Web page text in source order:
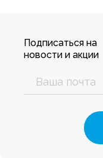
Подписаться на
новости и акции